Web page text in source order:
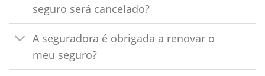
seguro será cancelado?
A seguradora é obrigada a renovar o
meu seguro?